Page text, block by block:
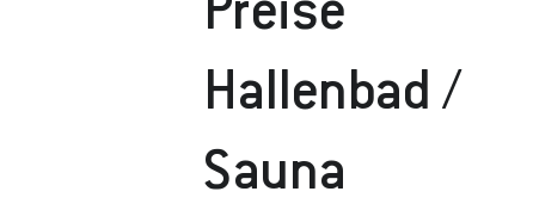
Preise
Hallenbad /
Sauna